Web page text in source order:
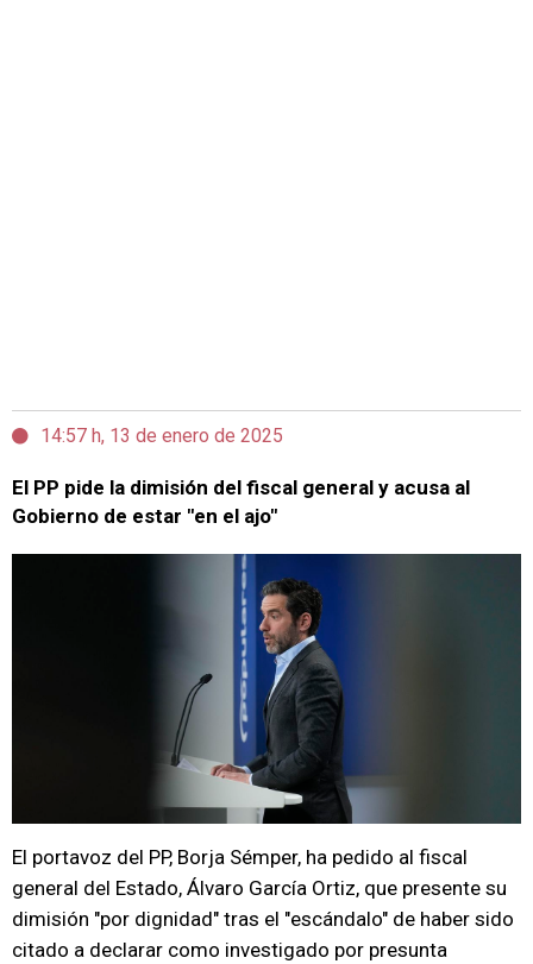
14:57 h, 13 de enero de 2025
El PP pide la dimisión del fiscal general y acusa al
Gobierno de estar "en el ajo"
El portavoz del PP, Borja Sémper, ha pedido al fiscal
general del Estado, Álvaro García Ortiz, que presente su
dimisión "por dignidad" tras el "escándalo" de haber sido
citado a declarar como investigado por presunta